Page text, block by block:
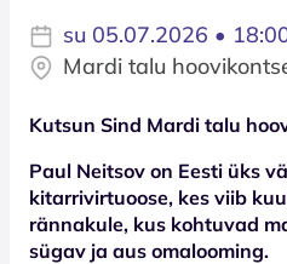
su 05.07.2026 •
Mardi talu
Kutsun Sind Mardi talu
Paul Neitsov on Eesti üks
kitarrivirtuoose, kes viib
rännakule, kus kohtuvad
sügav ja aus omalooming.